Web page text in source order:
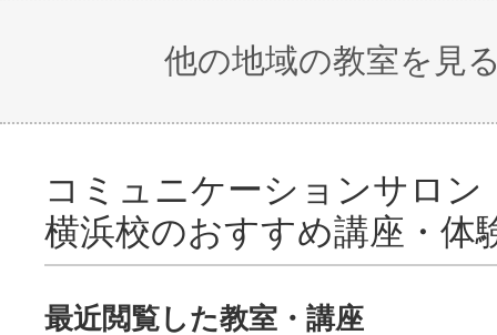
他の地域の教室を見
コミュニケーションサロ
横浜校のおすすめ講座・体
最近閲覧した教室・講座